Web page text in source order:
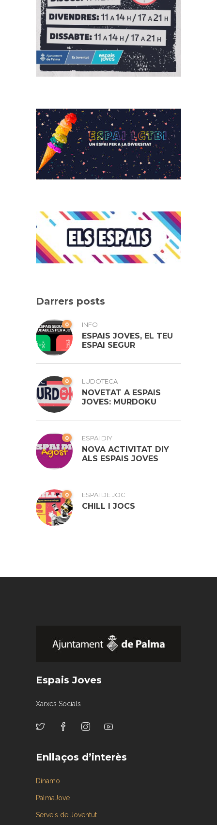
Darrers posts
0 INFO
ESPAIS JOVES, EL TEU
ESPAI SEGUR
0 LUDOTECA
NOVETAT A ESPAIS
JOVES: MURDOKU
0 ESPAI DIY
NOVA ACTIVITAT DIY
ALS ESPAIS JOVES
0 ESPAI DE JOC
CHILL I JOCS
Espais Joves
Xarxes Socials
Enllaços d’interès
Dinamo
PalmaJove
Serveis de Joventut